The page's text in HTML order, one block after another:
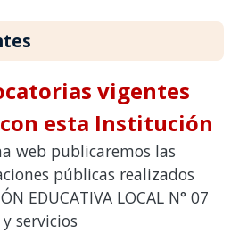
vigentes
esta Institución
web publicaremos las
públicas realizados
EDUCATIVA LOCAL N° 07
servicios